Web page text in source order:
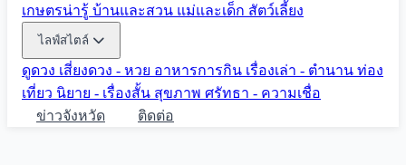
เกษตรน่ารู้ บ้านและสวน แม่และเด็ก สัตว์เลี้ยง
ไลฟ์สไตล์
ดูดวง เสี่ยงดวง - หวย อาหารการกิน เรื่องเล่า - ตำนาน ท่อง
เที่ยว นิยาย - เรื่องสั้น สุขภาพ ศรัทธา - ความเชื่อ
ข่าวจังหวัด
ติดต่อ